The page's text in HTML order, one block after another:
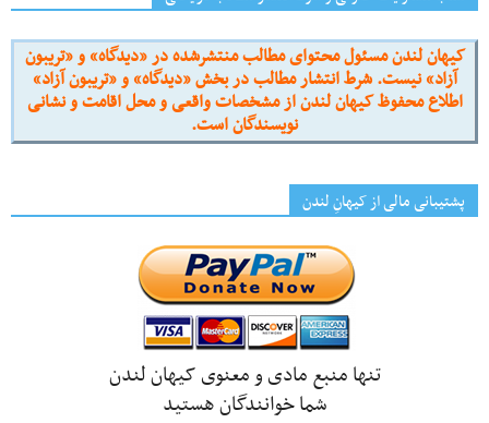
کیهان لندن مسئول محتوای مطالب منتشرشده در «دیدگاه» و «تریبون
آزاد» نیست. شرط انتشار مطالب در بخش «دیدگاه» و «تریبون آزاد»
اطلاع محفوظ کیهان لندن از مشخصات واقعی و محل اقامت و نشانی
نویسندگان است.
پشتیبانی مالی از کیهانِ لندن
تنها منبع مادی و معنوی کیهان لندن
شما خوانندگان هستید